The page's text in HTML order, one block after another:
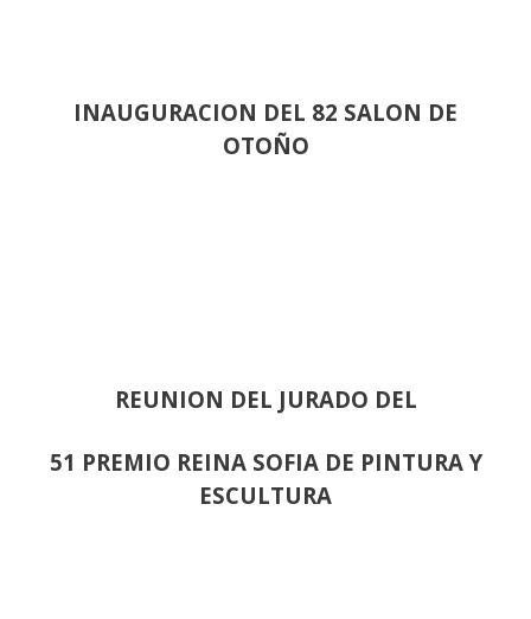
INAUGURACION DEL 82 SALON DE
OTOÑO
REUNION DEL JURADO DEL
51 PREMIO REINA SOFIA DE PINTURA Y
ESCULTURA